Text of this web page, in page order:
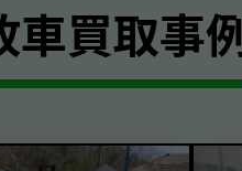
車買取事